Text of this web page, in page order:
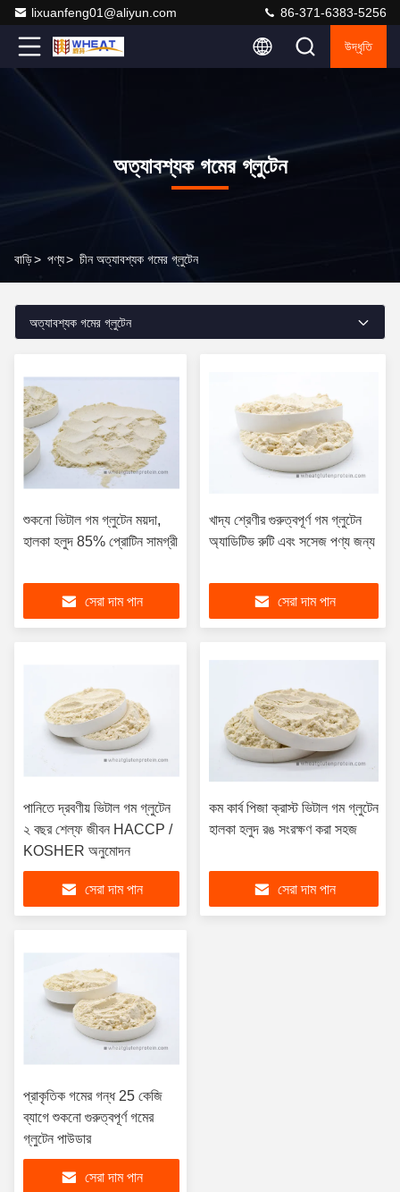
lixuanfeng01@aliyun.com 86-371-6383-5256
উদ্ধৃতি
অত্যাবশ্যক গমের গ্লুটেন
বাড়ি> পণ্য> চীন অত্যাবশ্যক গমের গ্লুটেন
অত্যাবশ্যক গমের গ্লুটেন
শুকনো ভিটাল গম গ্লুটেন ময়দা,
হালকা হলুদ 85% প্রোটিন সামগ্রী
সেরা দাম পান
খাদ্য শ্রেণীর গুরুত্বপূর্ণ গম গ্লুটেন
অ্যাডিটিভ রুটি এবং সসেজ পণ্য জন্য
সেরা দাম পান
পানিতে দ্রবণীয় ভিটাল গম গ্লুটেন
২ বছর শেল্ফ জীবন HACCP /
KOSHER অনুমোদন
সেরা দাম পান
কম কার্ব পিজা ক্রাস্ট ভিটাল গম গ্লুটেন
হালকা হলুদ রঙ সংরক্ষণ করা সহজ
সেরা দাম পান
প্রাকৃতিক গমের গন্ধ 25 কেজি
ব্যাগে শুকনো গুরুত্বপূর্ণ গমের
গ্লুটেন পাউডার
সেরা দাম পান